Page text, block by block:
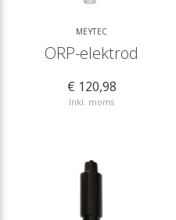
MEYTEC
ORP-elektrod
€ 120,98
Inkl. moms